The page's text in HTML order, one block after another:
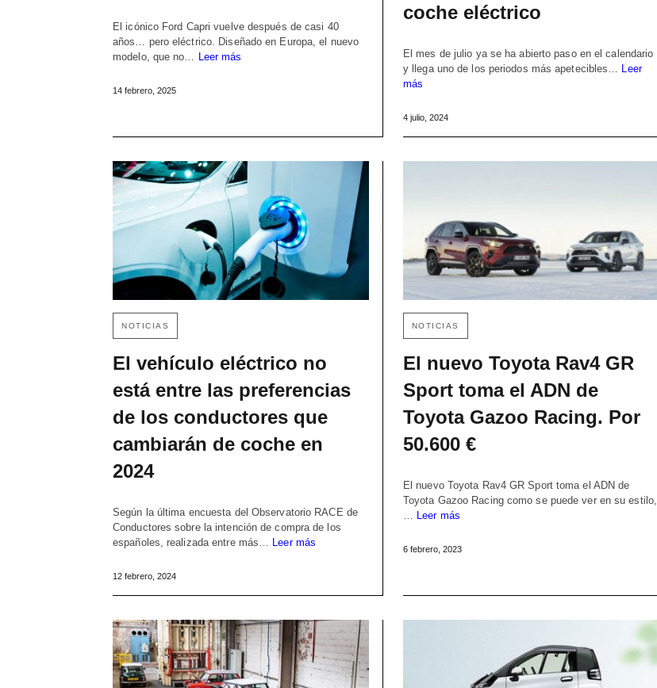
El icónico Ford Capri vuelve después de casi 40
años… pero eléctrico. Diseñado en Europa, el nuevo
modelo, que no…
Leer más
14 febrero, 2025
coche eléctrico
El mes de julio ya se ha abierto paso en el calendario
y llega uno de los periodos más apetecibles…
Leer
más
4 julio, 2024
NOTICIAS
El vehículo eléctrico no
está entre las preferencias
de los conductores que
cambiarán de coche en
2024
Según la última encuesta del Observatorio RACE de
Conductores sobre la intención de compra de los
españoles, realizada entre más… Leer más
12 febrero, 2024
NOTICIAS
El nuevo Toyota Rav4 GR
Sport toma el ADN de
Toyota Gazoo Racing. Por
50.600 €
El nuevo Toyota Rav4 GR Sport toma el ADN de
Toyota Gazoo Racing como se puede ver en su estilo,
… Leer más
6 febrero, 2023